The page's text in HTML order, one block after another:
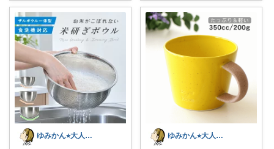
ゆみかん⭐︎大人の暮らし研究室 ゆみかん⭐︎大人の暮らし研究室